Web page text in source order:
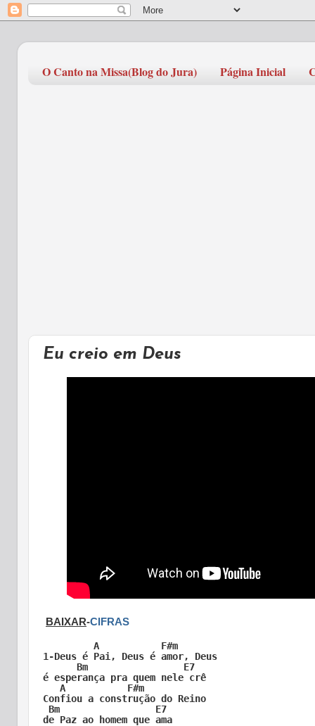
O Canto na Missa(Blog do Jura) Página Inicial
Eu creio em Deus
BAIXAR-CIFRAS
         A           F#m
1-Deus é Pai, Deus é amor, Deus
      Bm                 E7
é esperança pra quem nele crê
   A           F#m
Confiou a construção do Reino
Bm                 E7
de Paz ao homem que ama